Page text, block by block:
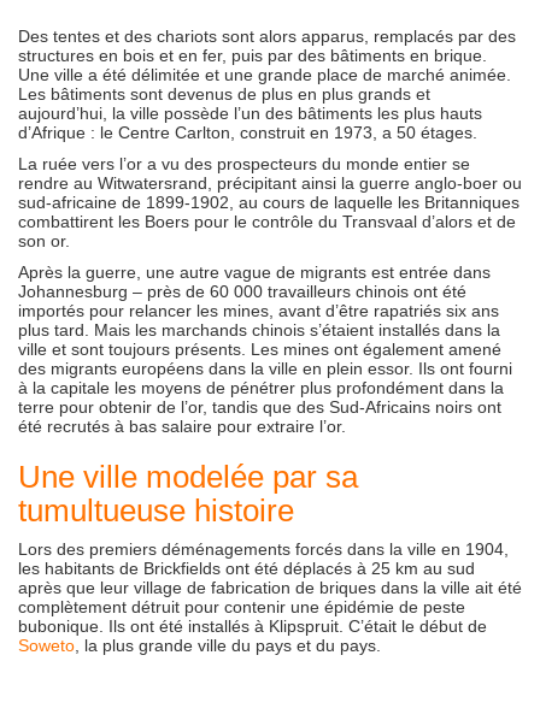
Des tentes et des chariots sont alors apparus, remplacés par des
structures en bois et en fer, puis par des bâtiments en brique.
Une ville a été délimitée et une grande place de marché animée.
Les bâtiments sont devenus de plus en plus grands et
aujourd’hui, la ville possède l’un des bâtiments les plus hauts
d’Afrique : le Centre Carlton, construit en 1973, a 50 étages.
La ruée vers l’or a vu des prospecteurs du monde entier se
rendre au Witwatersrand, précipitant ainsi la guerre anglo-boer ou
sud-africaine de 1899-1902, au cours de laquelle les Britanniques
combattirent les Boers pour le contrôle du Transvaal d’alors et de
son or.
Après la guerre, une autre vague de migrants est entrée dans
Johannesburg – près de 60 000 travailleurs chinois ont été
importés pour relancer les mines, avant d’être rapatriés six ans
plus tard. Mais les marchands chinois s’étaient installés dans la
ville et sont toujours présents. Les mines ont également amené
des migrants européens dans la ville en plein essor. Ils ont fourni
à la capitale les moyens de pénétrer plus profondément dans la
terre pour obtenir de l’or, tandis que des Sud-Africains noirs ont
été recrutés à bas salaire pour extraire l’or.
Une ville modelée par sa
tumultueuse histoire
Lors des premiers déménagements forcés dans la ville en 1904,
les habitants de Brickfields ont été déplacés à 25 km au sud
après que leur village de fabrication de briques dans la ville ait été
complètement détruit pour contenir une épidémie de peste
bubonique. Ils ont été installés à Klipspruit. C’était le début de
Soweto , la plus grande ville du pays et du pays.